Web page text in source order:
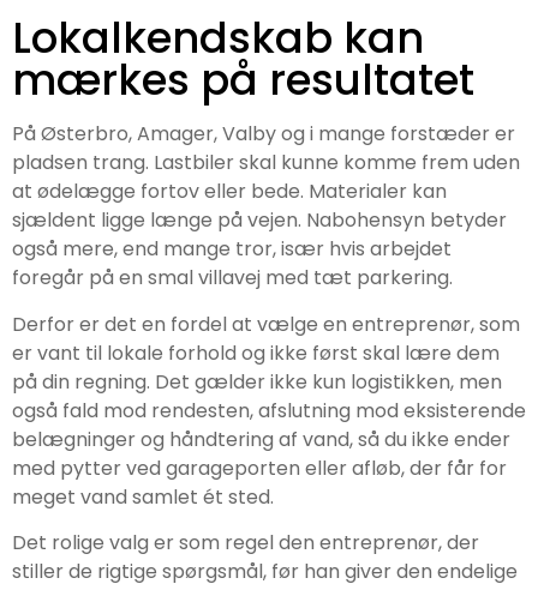
Lokalkendskab kan
mærkes på resultatet
På Østerbro, Amager, Valby og i mange forstæder er
pladsen trang. Lastbiler skal kunne komme frem uden
at ødelægge fortov eller bede. Materialer kan
sjældent ligge længe på vejen. Nabohensyn betyder
også mere, end mange tror, især hvis arbejdet
foregår på en smal villavej med tæt parkering.
Derfor er det en fordel at vælge en entreprenør, som
er vant til lokale forhold og ikke først skal lære dem
på din regning. Det gælder ikke kun logistikken, men
også fald mod rendesten, afslutning mod eksisterende
belægninger og håndtering af vand, så du ikke ender
med pytter ved garageporten eller afløb, der får for
meget vand samlet ét sted.
Det rolige valg er som regel den entreprenør, der
stiller de rigtige spørgsmål, før han giver den endelige